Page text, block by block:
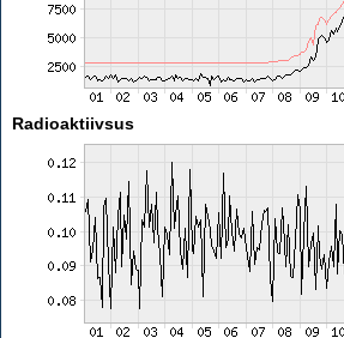
Radioaktiivsus